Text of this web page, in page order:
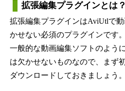
拡張編集プラグインとは？
拡張編集プラグインはAviUtlで
かせない必須のプラグインです
一般的な動画編集ソフトのよう
は欠かせないものなので、まず
ダウンロードしておきましょう。